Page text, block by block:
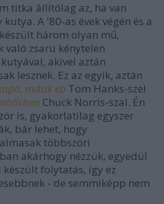
titka állítólag az, ha van
A '80-as évek végén és a
három olyan mű,
való zsaru kénytelen
akivel aztán
lesznek. Ez az egyik, aztán
másik eb Tom Hanks-szel
Chuck Norris-szal. Én
is, gyakorlatilag egyszer
bár lehet, hogy
többszöri
akárhogy nézzük, egyedül
folytatás, így ez
- de semmiképp nem